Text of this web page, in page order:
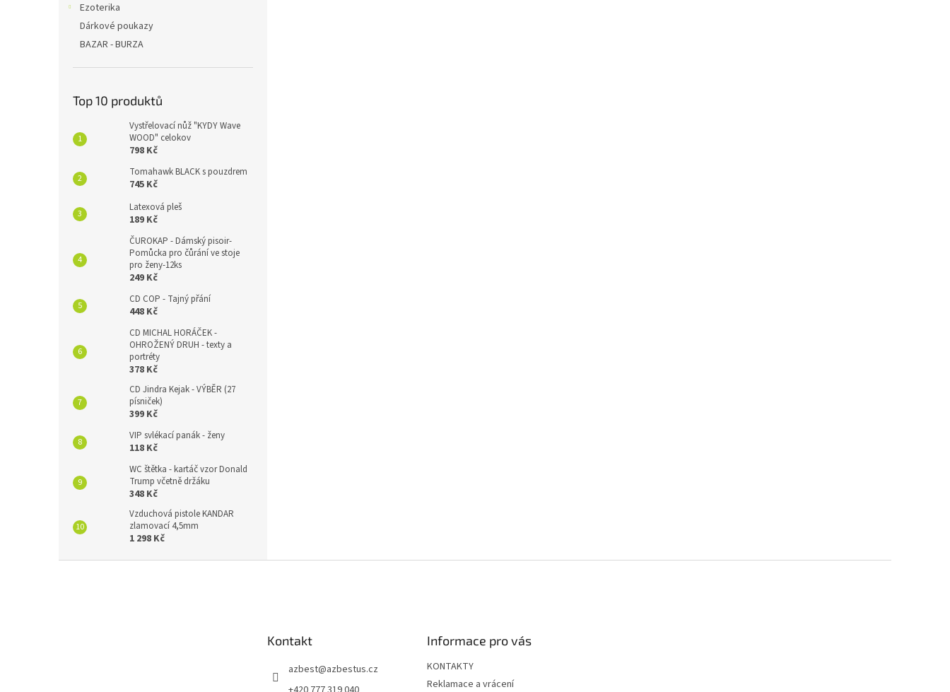
Ezoterika
Dárkové poukazy
BAZAR - BURZA
Top 10 produktů
Vystřelovací nůž "KYDY Wave
WOOD" celokov
798 Kč
Tomahawk BLACK s pouzdrem
745 Kč
Latexová pleš
189 Kč
ČUROKAP - Dámský pisoir-
Pomůcka pro čůrání ve stoje
pro ženy-12ks
249 Kč
CD COP - Tajný přání
448 Kč
CD MICHAL HORÁČEK -
OHROŽENÝ DRUH - texty a
portréty
378 Kč
CD Jindra Kejak - VÝBĚR (27
písniček)
399 Kč
VIP svlékací panák - ženy
118 Kč
WC štětka - kartáč vzor Donald
Trump včetně držáku
348 Kč
Vzduchová pistole KANDAR
zlamovací 4,5mm
1 298 Kč
Kontakt
azbest@azbestus.cz
Informace pro vás
KONTAKTY
Reklamace a vrácení